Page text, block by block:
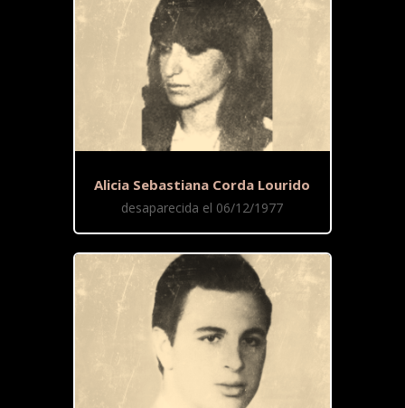
Alicia Sebastiana Corda Lourido
desaparecida el 06/12/1977